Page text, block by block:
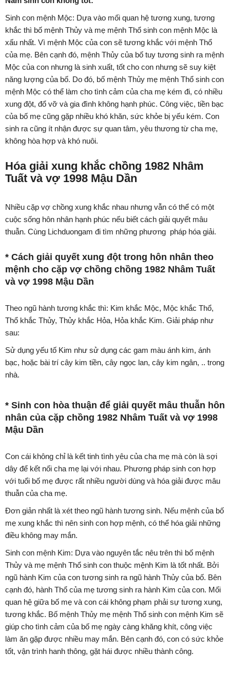
Sinh con mệnh Mộc: Dựa vào mối quan hệ tương xung, tương
khắc thì bố mệnh Thủy và mẹ mệnh Thổ sinh con mệnh Mộc là
xấu nhất. Vì mệnh Mộc của con sẽ tương khắc với mệnh Thổ
của mẹ. Bên cạnh đó, mệnh Thủy của bố tuy tương sinh ra mệnh
Mộc của con nhưng là sinh xuất, tốt cho con nhưng sẽ suy kiệt
năng lượng của bố. Do đó, bố mệnh Thủy mẹ mệnh Thổ sinh con
mệnh Mộc có thể làm cho tình cảm của cha mẹ kém đi, có nhiều
xung đột, đổ vỡ và gia đình không hạnh phúc. Công việc, tiền bạc
của bố mẹ cũng gặp nhiều khó khăn, sức khỏe bị yếu kém. Con
sinh ra cũng ít nhận được sự quan tâm, yêu thương từ cha mẹ,
không hòa hợp và khó nuôi.
Hóa giải xung khắc chồng 1982 Nhâm
Tuất và vợ 1998 Mậu Dần
Nhiều cặp vợ chồng xung khắc nhau nhưng vẫn có thể có một
cuộc sống hôn nhân hạnh phúc nếu biết cách giải quyết mâu
thuẫn. Cùng Lichduongam đi tìm những phương pháp hóa giải.
* Cách giải quyết xung đột trong hôn nhân theo
mệnh cho cặp vợ chồng chồng 1982 Nhâm Tuất
và vợ 1998 Mậu Dần
Theo ngũ hành tương khắc thì: Kim khắc Mộc, Mộc khắc Thổ,
Thổ khắc Thủy, Thủy khắc Hỏa, Hỏa khắc Kim. Giải pháp như
sau:
Sử dụng yếu tố Kim như sử dụng các gam màu ánh kim, ánh
bạc, hoặc bài trí cây kim tiền, cây ngọc lan, cây kim ngân, .. trong
nhà.
* Sinh con hòa thuận để giải quyết mâu thuẫn hôn
nhân của cặp chồng 1982 Nhâm Tuất và vợ 1998
Mậu Dần
Con cái không chỉ là kết tinh tình yêu của cha mẹ mà còn là sợi
dây để kết nối cha mẹ lại với nhau. Phương pháp sinh con hợp
với tuổi bố mẹ được rất nhiều người dùng và hóa giải được mâu
thuẫn của cha mẹ.
Đơn giản nhất là xét theo ngũ hành tương sinh. Nếu mệnh của bố
mẹ xung khắc thì nên sinh con hợp mệnh, có thể hóa giải những
điều không may mắn.
Sinh con mệnh Kim: Dựa vào nguyên tắc nêu trên thì bố mệnh
Thủy và mẹ mệnh Thổ sinh con thuộc mệnh Kim là tốt nhất. Bởi
ngũ hành Kim của con tương sinh ra ngũ hành Thủy của bố. Bên
cạnh đó, hành Thổ của mẹ tương sinh ra hành Kim của con. Mối
quan hệ giữa bố mẹ và con cái không phạm phải sự tương xung,
tương khắc. Bố mệnh Thủy mẹ mệnh Thổ sinh con mệnh Kim sẽ
giúp cho tình cảm của bố mẹ ngày càng khăng khít, công việc
làm ăn gặp được nhiều may mắn. Bên cạnh đó, con có sức khỏe
tốt, vận trình hanh thông, gặt hái được nhiều thành công.